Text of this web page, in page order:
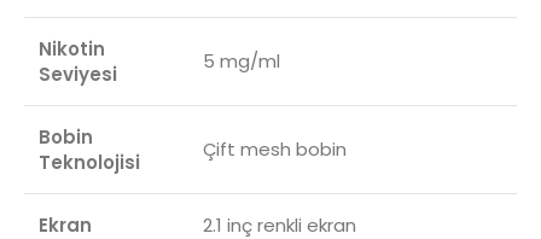
Nikotin
Seviyesi
5 mg/ml
Bobin
Teknolojisi
Çift mesh bobin
Ekran 2.1 inç renkli ekran